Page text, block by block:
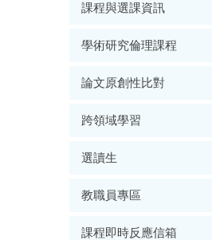
課程與選課資訊
學術研究倫理課程
論文原創性比對
跨領域學習
選讀生
教職員專區
課程即時反應信箱